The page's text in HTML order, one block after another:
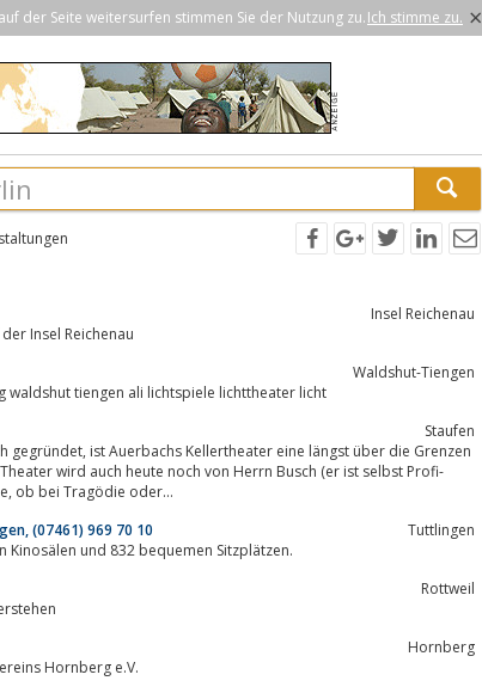
der Seite weitersurfen stimmen Sie der Nutzung zu.Ich stimme zu. ×
Insel Reichenau
Insel Reichenau
Waldshut-Tiengen
tiengen ali lichtspiele lichttheater licht
Staufen
über die Grenzen
wird auch heute noch von Herrn Busch (er ist selbst Profi-
Schauspieler) geleitet. Hier sitzt jeder in der ersten Reihe, ob bei Tragödie oder...
(07461) 969 70 10
Tuttlingen
Kinosälen und 832 bequemen Sitzplätzen.
Rottweil
Hornberg
Hornberg e.V.